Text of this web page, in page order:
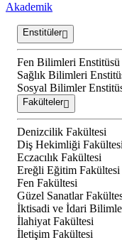
Akademik
Enstitüler
Fen Bilimleri Enstitüsü
Sağlık Bilimleri
Sosyal Bilimler
Fakülteler
Denizcilik Fakültesi
Diş Hekimliği Fakültesi
Eczacılık Fakültesi
Ereğli Eğitim Fakültesi
Fen Fakültesi
Güzel Sanatlar
İktisadi ve İdari
İlahiyat Fakültesi
İletişim Fakültesi